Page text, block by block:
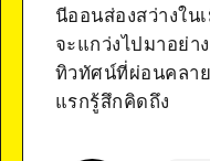
นีออนส่องสว่างใน
จะแกว่งไปมาอย่
ทิวทัศน์ที่ผ่อนคลา
แรกรู้สึกคิดถึง